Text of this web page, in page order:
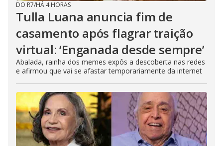
DO R7/HÁ 4 HORAS
Tulla Luana anuncia fim de
casamento após flagrar traição
virtual: ‘Enganada desde sempre’
Abalada, rainha dos memes expôs a descoberta nas redes
e afirmou que vai se afastar temporariamente da internet